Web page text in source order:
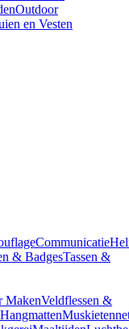
Outdoor
en Vesten
Communicatie
& BadgesTassen &
MakenVeldflessen &
Hangmatten